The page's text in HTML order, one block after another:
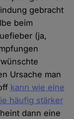
gebracht
beim
(ja,
Ursache man
kann wie eine
häufig stärker
dann eine